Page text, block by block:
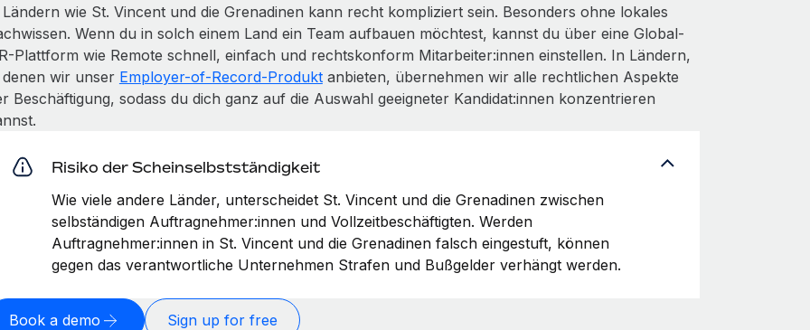
wie St. Vincent und die Grenadinen kann recht kompliziert sein. Besonders ohne lokales
Wenn du in solch einem Land ein Team aufbauen möchtest, kannst du über eine Global-
Plattform wie Remote schnell, einfach und rechtskonform Mitarbeiter:innen einstellen. In Ländern,
wir unser Employer-of-Record-Produktanbieten, übernehmen wir alle rechtlichen Aspekte
Beschäftigung, sodass du dich ganz auf die Auswahl geeigneter Kandidat:innen konzentrieren
Risiko der Scheinselbstständigkeit
Wie viele andere Länder, unterscheidet St. Vincent und die Grenadinen zwischen
selbständigen Auftragnehmer:innen und Vollzeitbeschäftigten. Werden
Auftragnehmer:innen in St. Vincent und die Grenadinen falsch eingestuft, können
gegen das verantwortliche Unternehmen Strafen und Bußgelder verhängt werden.
Book a demo Sign up for free